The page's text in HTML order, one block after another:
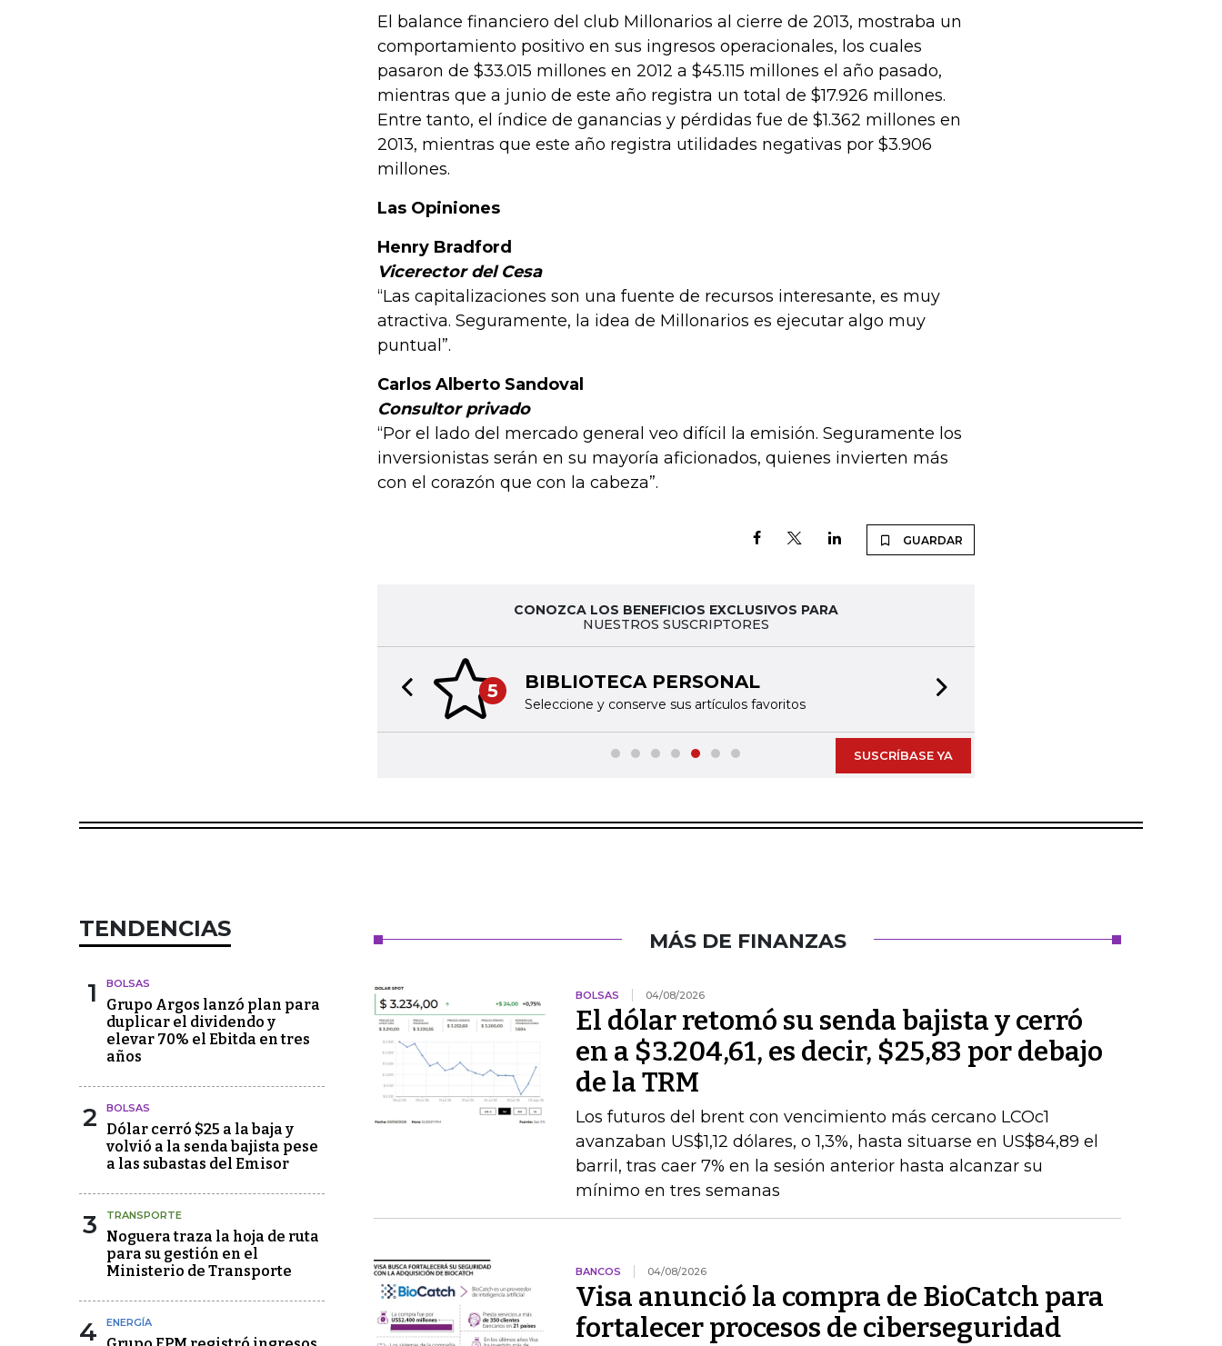
El balance financiero del club Millonarios al cierre de 2013, mostraba un
comportamiento positivo en sus ingresos operacionales, los cuales
pasaron de $33.015 millones en 2012 a $45.115 millones el año pasado,
mientras que a junio de este año registra un total de $17.926 millones.
Entre tanto, el índice de ganancias y pérdidas fue de $1.362 millones en
2013, mientras que este año registra utilidades negativas por $3.906
millones.
Las Opiniones
Henry Bradford
Vicerector del Cesa
“Las capitalizaciones son una fuente de recursos interesante, es muy
atractiva. Seguramente, la idea de Millonarios es ejecutar algo muy
puntual”.
Carlos Alberto Sandoval
Consultor privado
“Por el lado del mercado general veo difícil la emisión. Seguramente los
inversionistas serán en su mayoría aficionados, quienes invierten más
con el corazón que con la cabeza”.
GUARDAR
CONOZCA LOS BENEFICIOS EXCLUSIVOS PARA
NUESTROS SUSCRIPTORES
5 BIBLIOTECA PERSONAL
Seleccione y conserve sus artículos favoritos
Previous slide
SUSCRÍBASE YA
TENDENCIAS
1 BOLSAS
Grupo Argos lanzó plan para
duplicar el dividendo y
elevar 70% el Ebitda en tres
años
2 BOLSAS
Dólar cerró $25 a la baja y
volvió a la senda bajista pese
a las subastas del Emisor
3 TRANSPORTE
Noguera traza la hoja de ruta
para su gestión en el
Ministerio de Transporte
4 ENERGÍA
MÁS DE FINANZAS
BOLSAS 04/08/2026
El dólar retomó su senda bajista y cerró
en a $3.204,61, es decir, $25,83 por debajo
de la TRM
Los futuros del brent con vencimiento más cercano LCOc1
avanzaban US$1,12 dólares, o 1,3%, hasta situarse en US$84,89 el
barril, tras caer 7% en la sesión anterior hasta alcanzar su
mínimo en tres semanas
BANCOS 04/08/2026
Visa anunció la compra de BioCatch para
fortalecer procesos de ciberseguridad